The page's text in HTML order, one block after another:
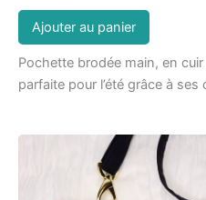
Ajouter au panier
Pochette brodée main, en
parfaite pour l’été grâce à